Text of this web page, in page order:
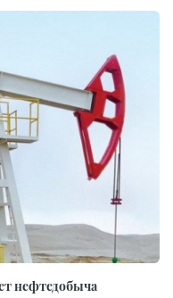
нефтедобыча